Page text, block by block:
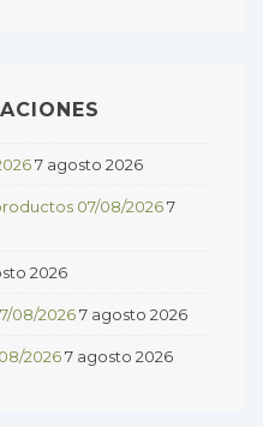
7 agosto 2026
07/08/20267
2026
08/20267 agosto 2026
20267 agosto 2026